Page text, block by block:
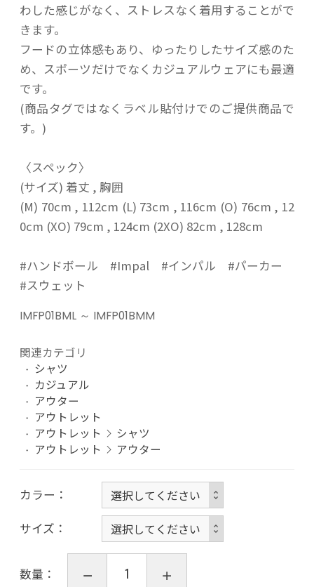
わした感じがなく、ストレスなく着用することがで
きます。
フードの立体感もあり、ゆったりしたサイズ感のた
め、スポーツだけでなくカジュアルウェアにも最適
です。
(商品タグではなくラベル貼付けでのご提供商品で
す。)
〈スペック〉
(サイズ) 着丈 , 胸囲
(M) 70cm , 112cm (L) 73cm , 116cm (O) 76cm , 12
0cm (XO) 79cm , 124cm (2XO) 82cm , 128cm
#ハンドボール #Impal #インパル #パーカー
#スウェット
IMFP01BML ～ IMFP01BMM
関連カテゴリ
シャツ
カジュアル
アウター
アウトレット
アウトレット
シャツ
アウトレット
アウター
カラー
サイズ
数量：